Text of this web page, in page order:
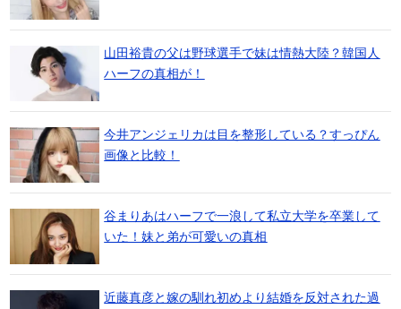
山田裕貴の父は野球選手で妹は情熱大陸？韓国人
ハーフの真相が！
今井アンジェリカは目を整形している？すっぴん
画像と比較！
谷まりあはハーフで一浪して私立大学を卒業して
いた！妹と弟が可愛いの真相
近藤真彦と嫁の馴れ初めより結婚を反対された過